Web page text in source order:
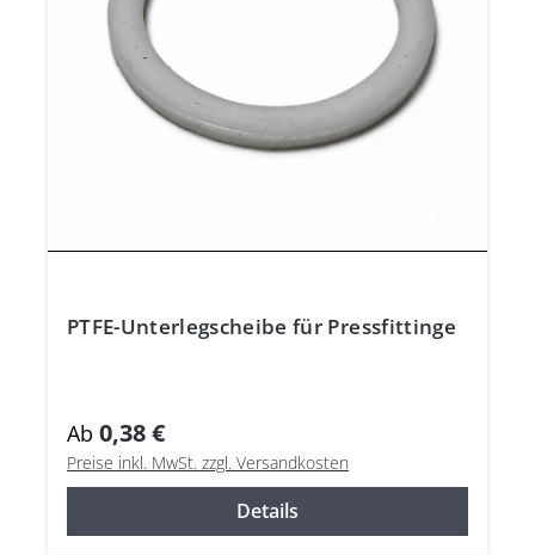
PTFE-Unterlegscheibe für Pressfittinge
Ab 0,38 €
Preise inkl. MwSt. zzgl. Versandkosten
Details